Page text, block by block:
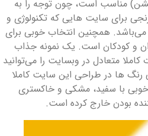
مناسب است، چون توجه را به
برای سایت هایی که تکنولوژی و
همچنین انتخاب خوبی برای
و کودکان است. یک نمونه جذاب
متعادل در وبسایت را می‌توانید
رنگ ها در طراحی این سایت کاملا
خوبی با سفید، مشکی و خاکستری
بودن خارج کرده است.